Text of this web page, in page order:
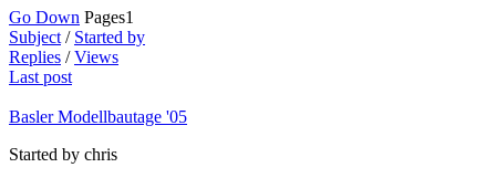
Go Down Pages1
Subject / Started by
Replies /Views
Last post
Basler Modellbautage '05
Started by chris